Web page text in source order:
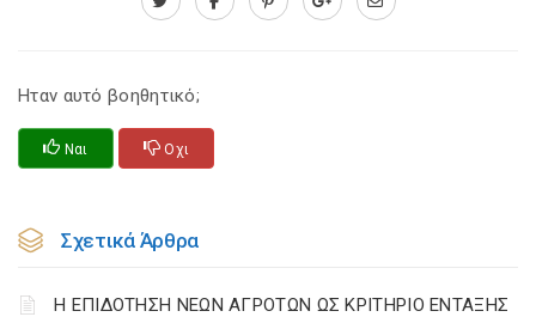
Ηταν αυτό βοηθητικό;
Ναι Οχι
Σχετικά Άρθρα
Η ΕΠΙΔΟΤΗΣΗ ΝΕΩΝ ΑΓΡΟΤΩΝ ΩΣ ΚΡΙΤΗΡΙΟ ΕΝΤΑΞΗΣ